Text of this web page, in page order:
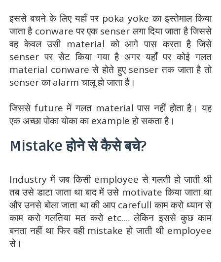
इससे बचने के लिए यहाँ पर poka yoke का इस्तेमाल किया
जाता है conware पर एक senser लगा दिया जाता है जिससे
वह केवल उसी material को आगे पास करता है जिसे
senser पर सेट किया गया है अगर यहाँ पर कोई गलत
material conware से होते हुए senser तक जाता है तो
senser का alarm चालू हो जाता है।
जिससे future में गलत material पास नहीं होता है। यह
एक अच्छा पोका योका का example हो सकता है।
Mistake होने से कैसे बचे?
Industry में जब किसी employee से गलती हो जाती थी
तब उसे डाटा जाता था बाद में उसे motivate किया जाता था
और उनसे बोला जाता था की आप carefull काम करो ध्यान से
काम करो गलतिया मत करो etc.... लेकिन इससे कुछ काम
बनता नहीं था फिर वही mistake हो जाती थी employee
से।